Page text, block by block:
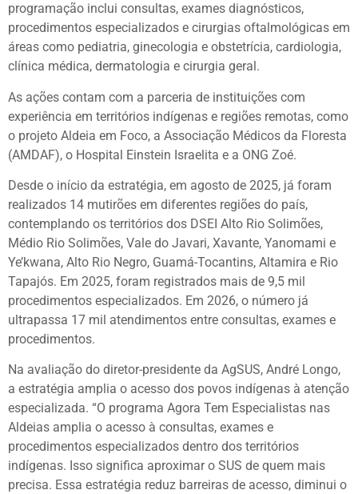
programação inclui consultas, exames diagnósticos,
procedimentos especializados e cirurgias oftalmológicas em
áreas como pediatria, ginecologia e obstetrícia, cardiologia,
clínica médica, dermatologia e cirurgia geral.
As ações contam com a parceria de instituições com
experiência em territórios indígenas e regiões remotas, como
o projeto Aldeia em Foco, a Associação Médicos da Floresta
(AMDAF), o Hospital Einstein Israelita e a ONG Zoé.
Desde o início da estratégia, em agosto de 2025, já foram
realizados 14 mutirões em diferentes regiões do país,
contemplando os territórios dos DSEI Alto Rio Solimões,
Médio Rio Solimões, Vale do Javari, Xavante, Yanomami e
Ye’kwana, Alto Rio Negro, Guamá-Tocantins, Altamira e Rio
Tapajós. Em 2025, foram registrados mais de 9,5 mil
procedimentos especializados. Em 2026, o número já
ultrapassa 17 mil atendimentos entre consultas, exames e
procedimentos.
Na avaliação do diretor-presidente da AgSUS, André Longo,
a estratégia amplia o acesso dos povos indígenas à atenção
especializada. “O programa Agora Tem Especialistas nas
Aldeias amplia o acesso à consultas, exames e
procedimentos especializados dentro dos territórios
indígenas. Isso significa aproximar o SUS de quem mais
precisa. Essa estratégia reduz barreiras de acesso, diminui o